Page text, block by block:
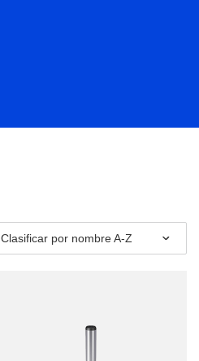
Clasificar por nombre A-Z